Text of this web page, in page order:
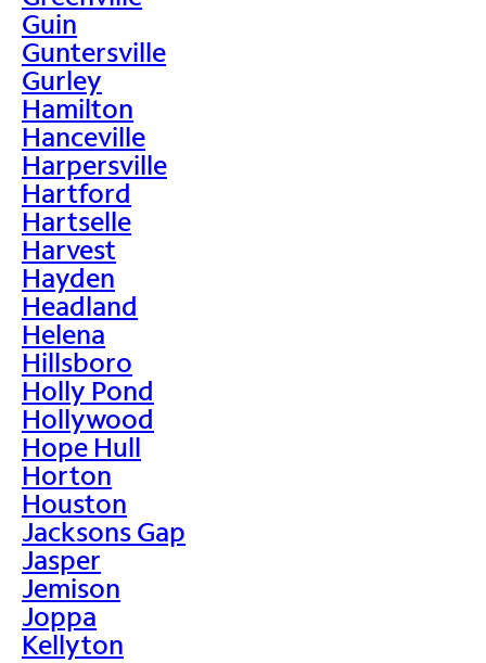
Guin
Guntersville
Gurley
Hamilton
Hanceville
Harpersville
Hartford
Hartselle
Harvest
Hayden
Headland
Helena
Hillsboro
Holly Pond
Hollywood
Hope Hull
Horton
Houston
Jacksons Gap
Jasper
Jemison
Joppa
Kellyton